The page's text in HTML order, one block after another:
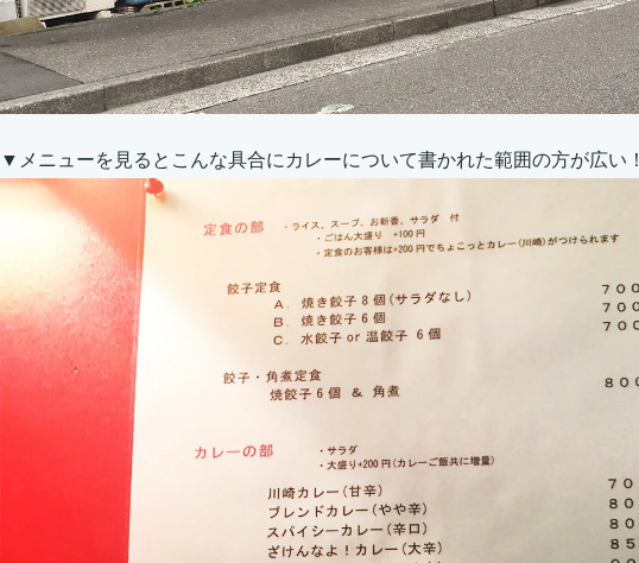
▼メニューを見るとこんな具合にカレーについて書かれた範囲の方が広い！